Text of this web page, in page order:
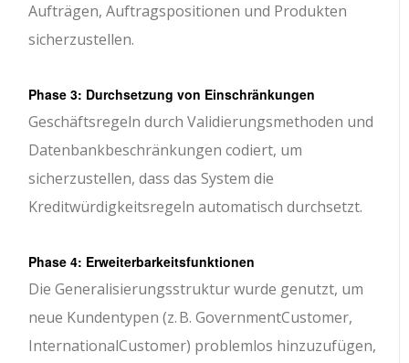
Aufträgen, Auftragspositionen und Produkten
sicherzustellen.
Phase 3: Durchsetzung von Einschränkungen
Geschäftsregeln durch Validierungsmethoden und
Datenbankbeschränkungen codiert, um
sicherzustellen, dass das System die
Kreditwürdigkeitsregeln automatisch durchsetzt.
Phase 4: Erweiterbarkeitsfunktionen
Die Generalisierungsstruktur wurde genutzt, um
neue Kundentypen (z. B. GovernmentCustomer,
InternationalCustomer) problemlos hinzuzufügen,